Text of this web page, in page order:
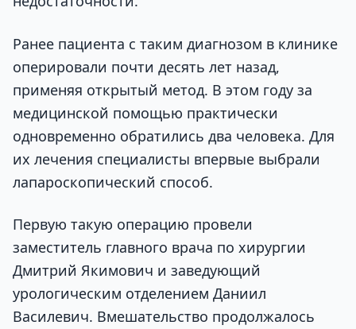
Ранее пациента с таким диагнозом в клинике
оперировали почти десять лет назад,
применяя открытый метод. В этом году за
медицинской помощью практически
одновременно обратились два человека. Для
их лечения специалисты впервые выбрали
лапароскопический способ.
Первую такую операцию провели
заместитель главного врача по хирургии
Дмитрий Якимович и заведующий
урологическим отделением Даниил
Василевич. Вмешательство продолжалось